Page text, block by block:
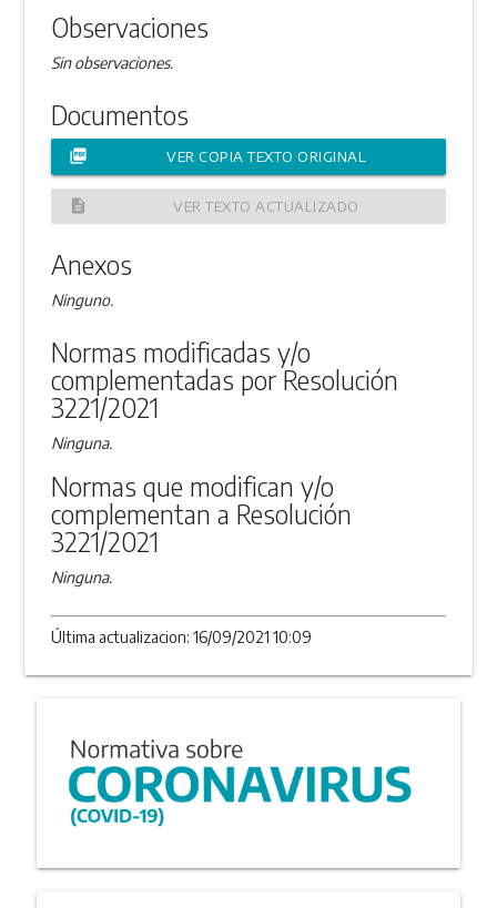
Observaciones
Sin observaciones.
Documentos
picture_as_pdf VER COPIA TEXTO ORIGINAL
description VER TEXTO ACTUALIZADO
Anexos
Ninguno.
Normas modificadas y/o
complementadas por Resolución
3221/2021
Ninguna.
Normas que modifican y/o
complementan a Resolución
3221/2021
Ninguna.
Última actualizacion: 16/09/2021 10:09